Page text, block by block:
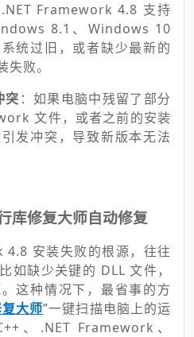
.NET Framework 4.8 支持
8.1、Windows 10
统过旧，或者缺少最新的
败。
突 ：如果电脑中残留了部分
文件，或者之前的安装
发冲突，导致新版本无法
库修复大师自动修复
安装失败的根源，往往
如缺少关键的 DLL 文件，
这种情况下，最省事的方
大师”一键扫描电脑上的运
、.NET Framework、